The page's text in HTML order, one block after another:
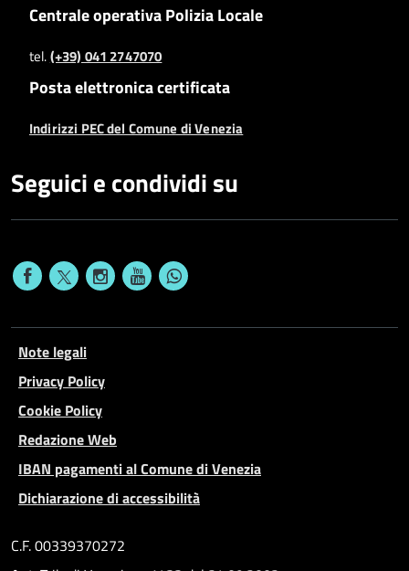
Centrale operativa Polizia Locale
tel.(+39) 041 2747070
Posta elettronica certificata
Indirizzi PEC del Comune di Venezia
Seguici e condividi su
Note legali
Privacy Policy
Cookie Policy
Redazione Web
IBAN pagamenti al Comune di Venezia
Dichiarazione di accessibilità
C.F. 00339370272